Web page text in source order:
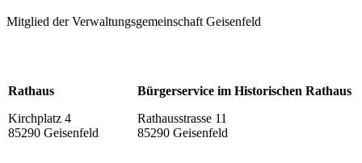
Mitglied der Verwaltungsgemeinschaft Geisenfeld
Rathaus
Kirchplatz 4
85290 Geisenfeld
Bürgerservice im Historischen Rathaus
Rathausstrasse 11
85290 Geisenfeld